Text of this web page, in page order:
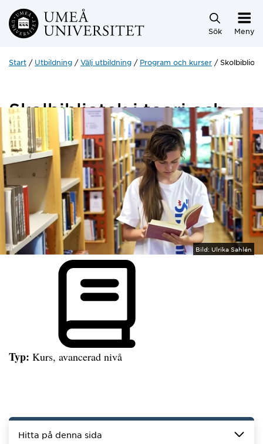
Hoppa direkt till innehållet
Sök Meny
Start Utbildning Välj utbildning Program och kurser
Skolbibliotek i teori och
praktik 7,5 hp
Bild: Ulrika Sahlén
Typ: Kurs, avancerad nivå
Hitta på denna sida